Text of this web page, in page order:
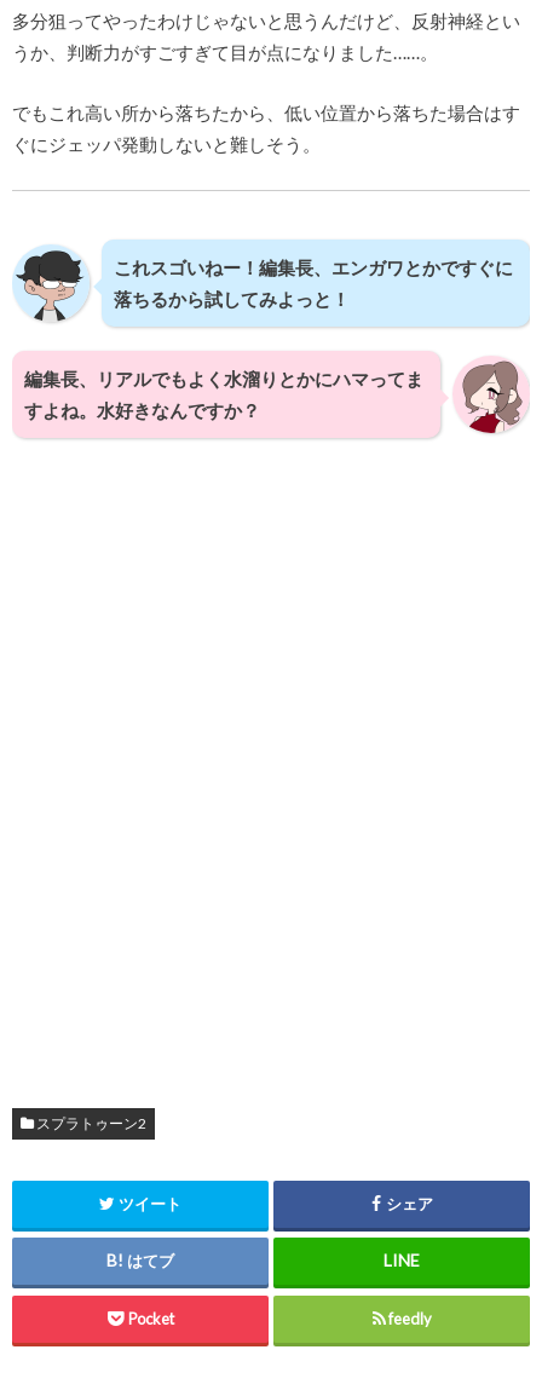
多分狙ってやったわけじゃないと思うんだけど、反射神経とい
うか、判断力がすごすぎて目が点になりました……。
でもこれ高い所から落ちたから、低い位置から落ちた場合はす
ぐにジェッパ発動しないと難しそう。
これスゴいねー！編集長、エンガワとかですぐに
落ちるから試してみよっと！
編集長、リアルでもよく水溜りとかにハマってま
すよね。水好きなんですか？
スプラトゥーン2
ツイート シェア
はてブ
Pocket feedly